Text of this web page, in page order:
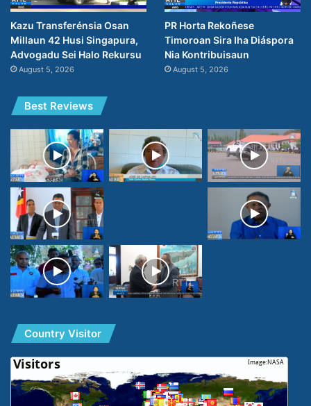
Kazu Transferénsia Osan
Millaun 42 Husi Singapura,
Advogadu Sei Halo Rekursu
August 5, 2026
PR Horta Rekoñese
Timoroan Sira Iha Diáspora
Nia Kontribuisaun
August 5, 2026
Best Reviews
Country Visitor